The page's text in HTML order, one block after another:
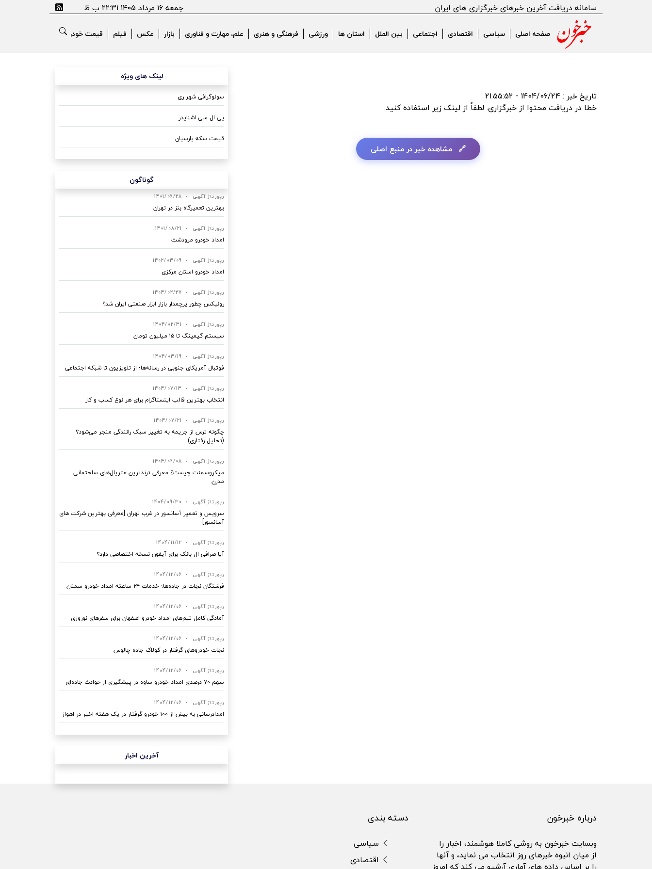
سامانه دریافت آخرین خبرهای خبرگزاری های ایران جمعه ۱۶ مرداد ۱۴۰۵ ۲۲:۳۱ ب ظ
صفحه اصلی سیاسی اقتصادی اجتماعی بین الملل استان ها ورزشی فرهنگی و هنری علم، مهارت و فناوری بازار عکس فیلم قیمت خودرو
error:The requested URL returned error: 503 Backend fetch failed
تاریخ خبر : 1404/06/24 - 21:55:52
خطا در دریافت محتوا از خبرگزاری. لطفاً از لینک زیر استفاده کنید.
مشاهده خبر در منبع اصلی
لینک های ویژه
سونوگرافی شهر ری
پی ال سی اشنایدر
قیمت سکه پارسیان
گوناگون
رپورتاژ آگهی •
1401/06/28
بهترین تعمیرگاه بنز در تهران
رپورتاژ آگهی •
1401/08/21
امداد خودرو مرودشت
رپورتاژ آگهی •
1402/03/09
امداد خودرو استان مرکزی
رپورتاژ آگهی •
1404/02/27
رونیکس چطور پرچمدار بازار ابزار صنعتی ایران شد؟
رپورتاژ آگهی •
1404/02/31
سیستم گیمینگ تا ۱۵ میلیون تومان
رپورتاژ آگهی •
1404/03/19
فوتبال آمریکای جنوبی در رسانه‌ها؛ از تلویزیون تا شبکه اجتماعی
رپورتاژ آگهی •
1404/07/13
انتخاب بهترین قالب‌ اینستاگرام برای هر نوع کسب‌ و کار
رپورتاژ آگهی •
1404/07/21
چگونه ترس از جریمه به تغییر سبک رانندگی منجر می‌شود؟
(تحلیل رفتاری)
رپورتاژ آگهی •
1404/09/08
میکروسمنت چیست؟ معرفی ترندترین متریال‌های ساختمانی
مدرن
رپورتاژ آگهی •
1404/09/30
سرویس و تعمیر آسانسور در غرب تهران [معرفی بهترین شرکت های
آسانسور]
رپورتاژ آگهی •
1404/11/12
آیا صرافی ال بانک برای آیفون نسخه اختصاصی دارد؟
رپورتاژ آگهی •
1404/12/06
فرشتگان نجات در جاده‌ها؛ خدمات ۲۴ ساعته امداد خودرو سمنان
رپورتاژ آگهی •
1404/12/06
آمادگی کامل تیم‌های امداد خودرو اصفهان برای سفرهای نوروزی
رپورتاژ آگهی •
1404/12/06
نجات خودروهای گرفتار در کولاک جاده چالوس
رپورتاژ آگهی •
1404/12/06
سهم ۷۰ درصدی امداد خودرو ساوه در پیشگیری از حوادث جاده‌ای
رپورتاژ آگهی •
1404/12/06
امدادرسانی به بیش از ۱۰۰ خودرو گرفتار در یک هفته اخیر در اهواز
آخرین اخبار
درباره خبرخون
وبسایت خبرخون به روشی کاملا هوشمند، اخبار را
از میان انبوه خبرهای روز انتخاب می نماید، و آنها
دسته بندی
سیاسی
اقتصادی